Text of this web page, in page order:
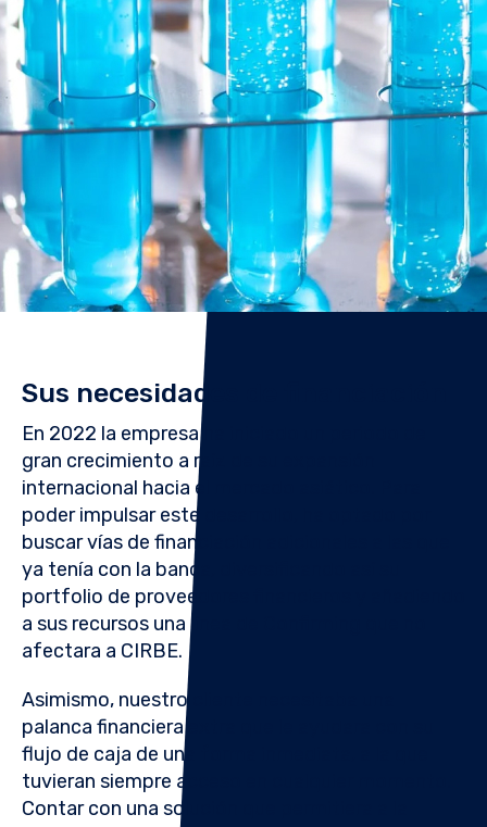
Sus necesidades de financiación
En 2022 la empresa ha iniciado un periodo de
gran crecimiento a raíz de su expansión
internacional hacia el mercado asiático. Para
poder impulsar este desarrollo, ha optado por
buscar vías de financiación adicionales a las que
ya tenía con la banca, diversificando así su
portfolio de proveedores financieros y añadiendo
a sus recursos una línea de Confirming que no
afectara a CIRBE.
Asimismo, nuestro cliente necesitaba una
palanca financiera extra que le ayudara con su
flujo de caja de una forma inmediata, a la que
tuvieran siempre acceso en cualquier momento.
Contar con una solución que permitiera a la